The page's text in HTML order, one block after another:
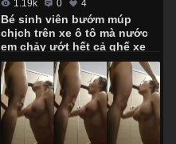
1.19k 0 4
Bé sinh viên bướm múp
chịch trên xe ô tô mà nước
em chảy ướt hết cả ghế xe
anh